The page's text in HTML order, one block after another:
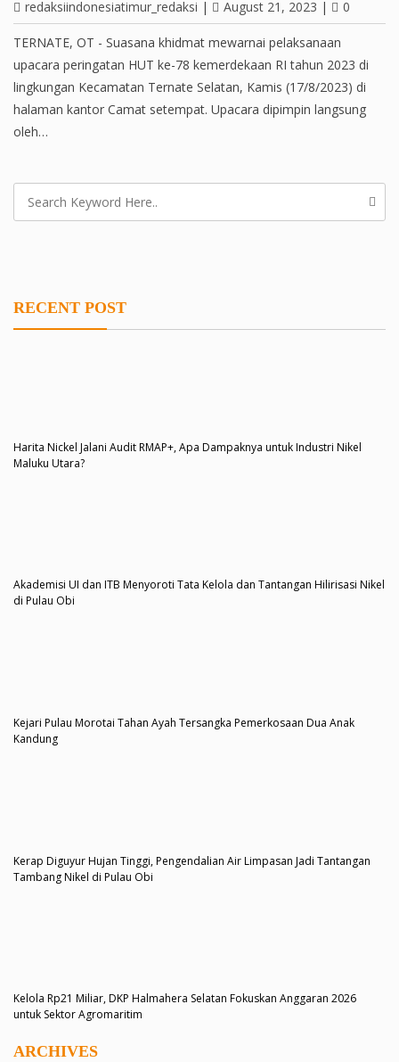
redaksiindonesiatimur_redaksi | August 21, 2023 | 0
TERNATE, OT - Suasana khidmat mewarnai pelaksanaan
upacara peringatan HUT ke-78 kemerdekaan RI tahun 2023 di
lingkungan Kecamatan Ternate Selatan, Kamis (17/8/2023) di
halaman kantor Camat setempat. Upacara dipimpin langsung
oleh…
RECENT POST
Harita Nickel Jalani Audit RMAP+, Apa Dampaknya untuk Industri Nikel
Maluku Utara?
Akademisi UI dan ITB Menyoroti Tata Kelola dan Tantangan Hilirisasi Nikel
di Pulau Obi
Kejari Pulau Morotai Tahan Ayah Tersangka Pemerkosaan Dua Anak
Kandung
Kerap Diguyur Hujan Tinggi, Pengendalian Air Limpasan Jadi Tantangan
Tambang Nikel di Pulau Obi
Kelola Rp21 Miliar, DKP Halmahera Selatan Fokuskan Anggaran 2026
untuk Sektor Agromaritim
ARCHIVES